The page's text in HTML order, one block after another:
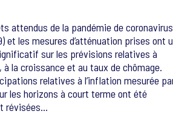
attendus de la pandémie de coronavirus
et les mesures d’atténuation prises ont
sur les prévisions relatives à
à la croissance et au taux de chômage.
relatives à l’inflation mesurée
les horizons à court terme ont été
révisées...